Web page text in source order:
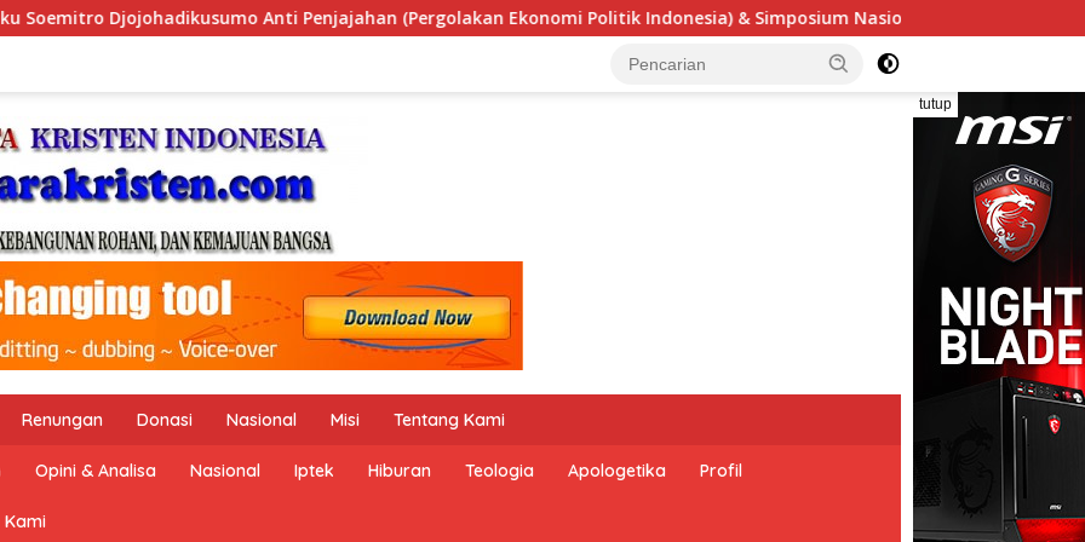
(Pergolakan Ekonomi Politik Indonesia) & Simposium Nasional “Urgensi Undang-Undang Perekonomian Nasional dan
tutup
Renungan Donasi Nasional Misi Tentang Kami
Opini & Analisa Nasional Iptek Hiburan Teologia Apologetika Profil
Kami